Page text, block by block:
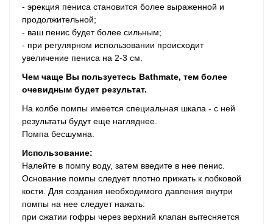
- эрекция пениса становится более выраженной и
продолжительной;
- ваш пенис будет более сильным;
- при регулярном использовании происходит
увеличение пениса на 2-3 см.
Чем чаще Вы пользуетесь Bathmate, тем более
очевидным будет результат.
На колбе помпы имеется специальная шкала - с ней
результаты будут еще нагляднее.
Помпа бесшумна.
Использование:
Налейте в помпу воду, затем введите в нее пенис.
Основание помпы следует плотно прижать к лобковой
кости. Для создания необходимого давления внутри
помпы на нее следует нажать:
при сжатии гофры через верхний клапан вытесняется